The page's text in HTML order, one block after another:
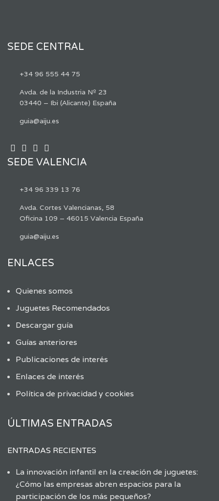
SEDE CENTRAL
+34 96 555 44 75
Avda. de la Industria Nº 23
03440 – Ibi (Alicante) España
guia@aiju.es
SEDE VALENCIA
+34 96 339 13 76
Avda. Cortes Valencianas, 58
Oficina 109 – 46015 Valencia España
guia@aiju.es
ENLACES
Quienes somos
Juguetes Recomendados
Descargar guía
Guías anteriores
Publicaciones de interés
Enlaces de interés
Política de privacidad y cookies
ÚLTIMAS ENTRADAS
ENTRADAS RECIENTES
La innovación infantil en la creación de juguetes:
¿Cómo las empresas abren espacios para la
participación de los más pequeños?